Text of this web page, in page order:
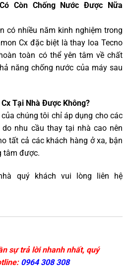
Còn Chống Nước Được Nữa
có nhiều năm kinh nghiệm trong
Cx đặc biệt là thay loa Tecno
toàn có thể yên tâm về chất
năng chống nước của máy sau
Tại Nhà Được Không?
chúng tôi chỉ áp dụng cho các
do nhu cầu thay tại nhà cao nên
tất cả các khách hàng ở xa, bận
tâm được.
quý khách vui lòng liên hệ
sự trả lời nhanh nhất, quý
0964 308 308